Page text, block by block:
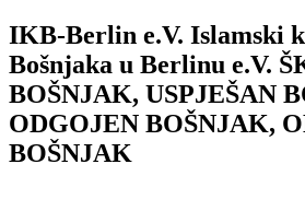
IKB-Berlin e.V. Islamski
Bošnjaka u Berlinu e.V.
BOŠNJAK, USPJEŠAN
ODGOJEN BOŠNJAK,
BOŠNJAK